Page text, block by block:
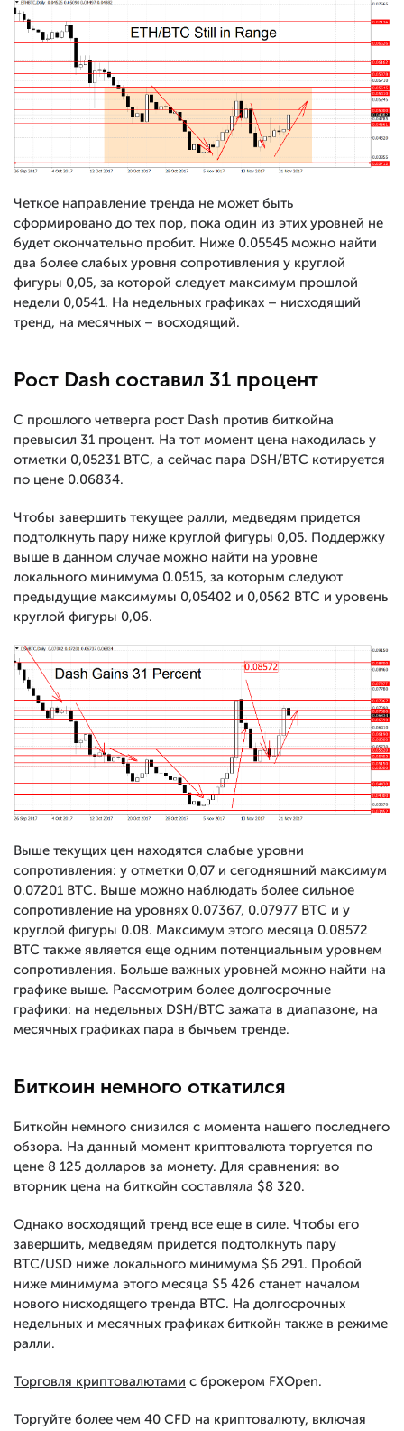
Четкое направление тренда не может быть
сформировано до тех пор, пока один из этих уровней не
будет окончательно пробит. Ниже 0.05545 можно найти
два более слабых уровня сопротивления у круглой
фигуры 0,05, за которой следует максимум прошлой
недели 0,0541. На недельных графиках – нисходящий
тренд, на месячных – восходящий.
Рост Dash составил 31 процент
С прошлого четверга рост Dash против биткойна
превысил 31 процент. На тот момент цена находилась у
отметки 0,05231 BTC, а сейчас пара DSH/BTC котируется
по цене 0.06834.
Чтобы завершить текущее ралли, медведям придется
подтолкнуть пару ниже круглой фигуры 0,05. Поддержку
выше в данном случае можно найти на уровне
локального минимума 0.0515, за которым следуют
предыдущие максимумы 0,05402 и 0,0562 BTC и уровень
круглой фигуры 0,06.
Выше текущих цен находятся слабые уровни
сопротивления: у отметки 0,07 и сегодняшний максимум
0.07201 BTC. Выше можно наблюдать более сильное
сопротивление на уровнях 0.07367, 0.07977 BTC и у
круглой фигуры 0.08. Максимум этого месяца 0.08572
BTC также является еще одним потенциальным уровнем
сопротивления. Больше важных уровней можно найти на
графике выше. Рассмотрим более долгосрочные
графики: на недельных DSH/BTC зажата в диапазоне, на
месячных графиках пара в бычьем тренде.
Биткоин немного откатился
Биткойн немного снизился с момента нашего последнего
обзора. На данный момент криптовалюта торгуется по
цене 8 125 долларов за монету. Для сравнения: во
вторник цена на биткойн составляла $8 320.
Однако восходящий тренд все еще в силе. Чтобы его
завершить, медведям придется подтолкнуть пару
BTC/USD ниже локального минимума $6 291. Пробой
ниже минимума этого месяца $5 426 станет началом
нового нисходящего тренда BTC. На долгосрочных
недельных и месячных графиках биткойн также в режиме
ралли.
Торговля криптовалютами с брокером FXOpen.
Торгуйте более чем 40 CFD на криптовалюту, включая